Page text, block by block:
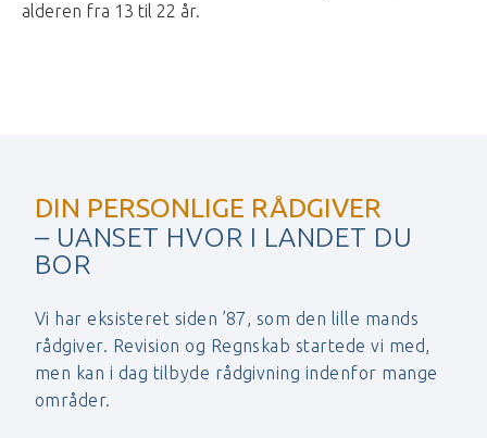
alderen fra 13 til 22 år.
DIN PERSONLIGE RÅDGIVER
– UANSET HVOR I LANDET DU
BOR
Vi har eksisteret siden ’87, som den lille mands
rådgiver. Revision og Regnskab startede vi med,
men kan i dag tilbyde rådgivning indenfor mange
områder.